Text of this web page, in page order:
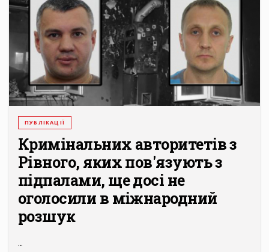
ПУБЛІКАЦІЇ
Кримінальних авторитетів з
Рівного, яких пов'язують з
підпалами, ще досі не
оголосили в міжнародний
розшук
...